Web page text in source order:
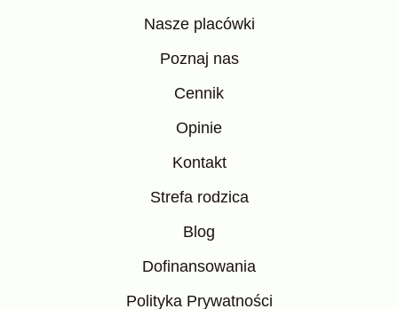
Nasze placówki
Poznaj nas
Cennik
Opinie
Kontakt
Strefa rodzica
Blog
Dofinansowania
Polityka Prywatności